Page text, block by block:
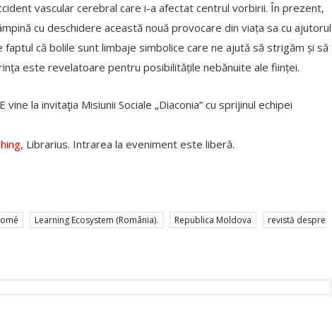
vascular cerebral care i-a afectat centrul vorbirii. În prezent,
cu deschidere această nouă provocare din viața sa cu ajutorul
faptul că bolile sunt limbaje simbolice care ne ajută să strigăm și să
este revelatoare pentru posibilitățile nebănuite ale ființei.
la invitaţia Misiunii Sociale „Diaconia” cu sprijinul echipei
, Librarius. Intrarea la eveniment este liberă.
Learning Ecosystem (România). Republica Moldova
revistă despre